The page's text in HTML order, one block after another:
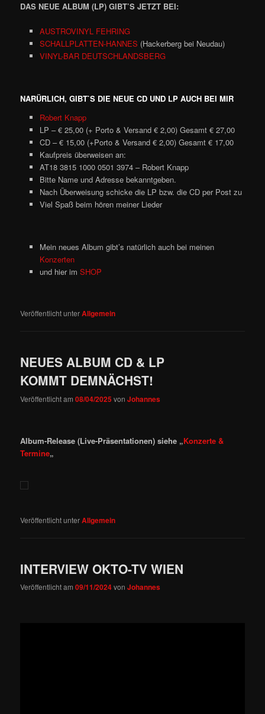
DAS NEUE ALBUM (LP) GIBT’S JETZT BEI:
AUSTROVINYL FEHRING
SCHALLPLATTEN-HANNES (Hackerberg bei Neudau)
VINYL-BAR DEUTSCHLANDSBERG
NARÜRLICH, GIBT`S DIE NEUE CD UND LP AUCH BEI MIR
Robert Knapp
LP – € 25,00 (+ Porto & Versand € 2,00) Gesamt € 27,00
CD – € 15,00 (+Porto & Versand € 2,00) Gesamt € 17,00
Kaufpreis überweisen an:
AT18 3815 1000 0501 3974 – Robert Knapp
Bitte Name und Adresse bekanntgeben.
Nach Überweisung schicke die LP bzw. die CD per Post zu
Viel Spaß beim hören meiner Lieder
Mein neues Album gibt’s natürlich auch bei meinen
Konzerten
und hier im SHOP
Veröffentlicht unterAllgemein
NEUES ALBUM CD & LP
KOMMT DEMNÄCHST!
Veröffentlicht am08/04/2025 vonJohannes
Album-Release (Live-Präsentationen) siehe „Konzerte &
Termine„
Veröffentlicht unterAllgemein
INTERVIEW OKTO-TV WIEN
Veröffentlicht am09/11/2024vonJohannes